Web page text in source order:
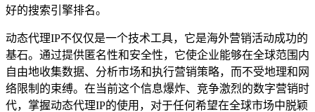
好的搜索引擎排名。
动态代理IP不仅仅是一个技术工具，它是海外营销活动成功的
基石。通过提供匿名性和安全性，它使企业能够在全球范围内
自由地收集数据、分析市场和执行营销策略，而不受地理和网
络限制的束缚。在当前这个信息爆炸、竞争激烈的数字营销时
代，掌握动态代理IP的使用，对于任何希望在全球市场中脱颖